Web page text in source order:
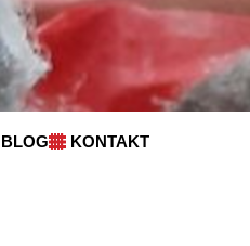
BLOG KONTAKT